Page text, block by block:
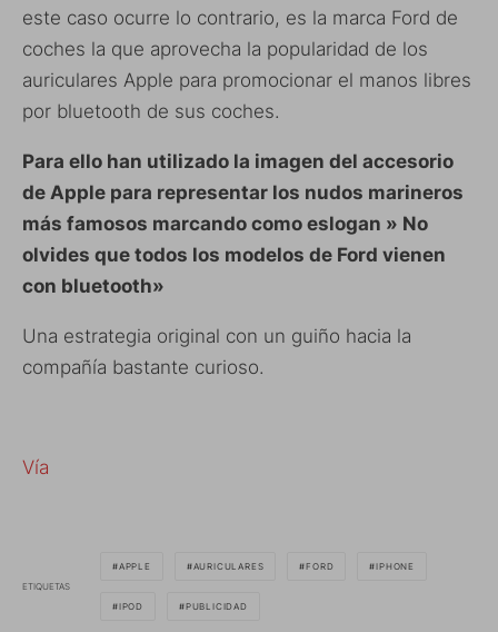
este caso ocurre lo contrario, es la marca Ford de
coches la que aprovecha la popularidad de los
auriculares Apple para promocionar el manos libres
por bluetooth de sus coches.
Para ello han utilizado la imagen del accesorio
de Apple para representar los nudos marineros
más famosos marcando como eslogan » No
olvides que todos los modelos de Ford vienen
con bluetooth»
Una estrategia original con un guiño hacia la
compañía bastante curioso.
Vía
ETIQUETAS
APPLE AURICULARES FORD IPHONE
IPOD PUBLICIDAD